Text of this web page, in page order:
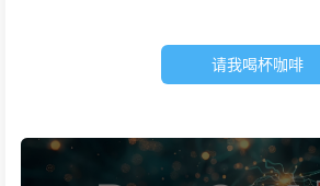
请我喝杯咖啡